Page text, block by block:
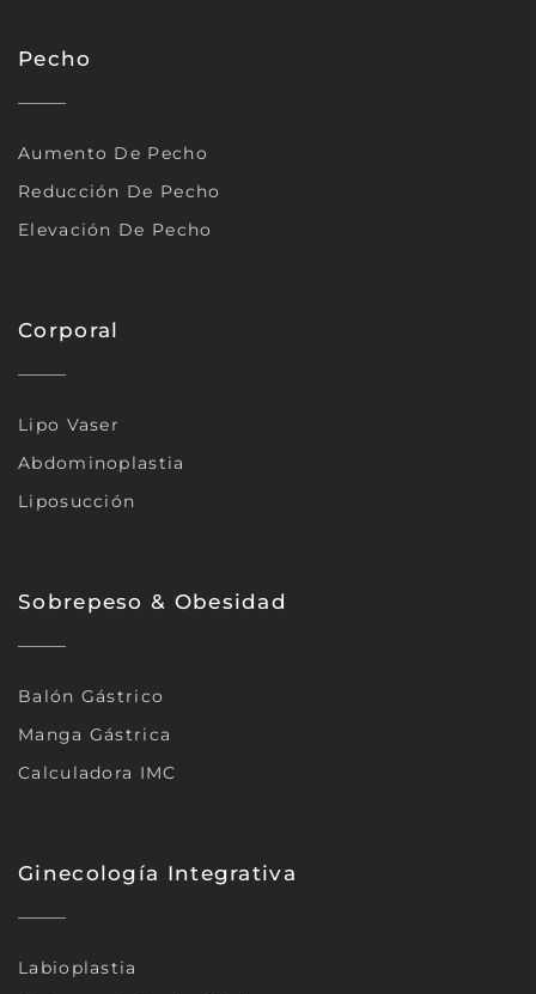
Pecho
Aumento De Pecho
Reducción De Pecho
Elevación De Pecho
Corporal
Lipo Vaser
Abdominoplastia
Liposucción
Sobrepeso & Obesidad
Balón Gástrico
Manga Gástrica
Calculadora IMC
Ginecología Integrativa
Labioplastia